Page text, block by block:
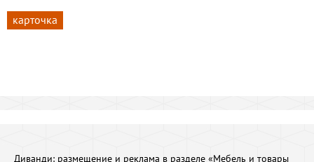
карточка
Диванди: размещение и реклама в разделе «Мебель и товары